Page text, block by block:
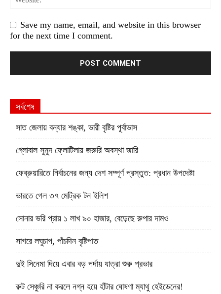
Save my name, email, and website in this browser
for the next time I comment.
সর্বশেষ
সাত জেলায় বন্যার শঙ্কা, ভারী বৃষ্টির পূর্বাভাস
গ্লোবাল সুমুদ ফ্লোটিলায় জরুরি অবস্থা জারি
ফেব্রুয়ারিতে নির্বাচনের জন্য দেশ সম্পূর্ণ প্রস্তুত: প্রধান উপদেষ্টা
ভারতে গেল ৩৭ মেট্রিক টন ইলিশ
সোনার ভরি প্রায় ১ লাখ ৯০ হাজার, বেড়েছে রুপার দামও
সাগরে লঘুচাপ, পাঁচদিন বৃষ্টিপাত
দুই সিনেমা দিয়ে এবার বড় পর্দায় যাত্রা শুরু প্রভার
রুট সেঞ্চুরি না করলে নগ্ন হয়ে হাঁটার ঘোষণা ম্যাথু হেইডেনের!